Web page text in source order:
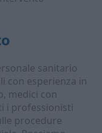
sanitario
con esperienza in
medici con
i professionisti
procedure